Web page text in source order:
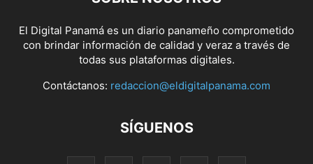
El Digital Panamá es un diario panameño comprometido
con brindar información de calidad y veraz a través de
todas sus plataformas digitales.
Contáctanos: redaccion@eldigitalpanama.com
SÍGUENOS